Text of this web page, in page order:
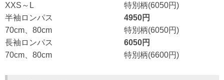
XXS～L
特別柄(6050円)
半袖ロンパス
70cm、80cm
4950円
特別柄(6050円)
長袖ロンパス
70cm、80cm
6050円
特別柄(6600円)